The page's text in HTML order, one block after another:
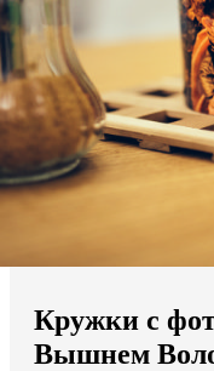
Мы доставляем по
Продолжить без города
Кружки с
Вышнем